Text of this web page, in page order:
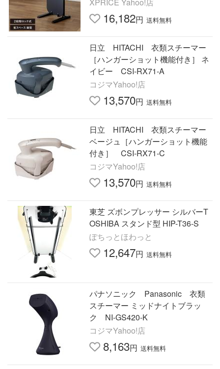
16,182円 送料無料
日立 HITACHI 衣類スチーマー
［ハンガーショット機能付き］ ネ
イビー CSI-RX71-A
コジマYahoo!店
13,570円 送料無料
日立 HITACHI 衣類スチーマー
ベージュ［ハンガーショット機能
付き］ CSI-RX71-C
コジマYahoo!店
13,570円 送料無料
東芝 ズボンプレッサー シルバーT
OSHIBA スタンド型 HIP-T36-S
ぽちっとほわっと
12,647円 送料無料
パナソニック Panasonic 衣類
スチーマー ミッドナイトブラッ
ク NI-GS420-K
コジマYahoo!店
8,163円 送料無料